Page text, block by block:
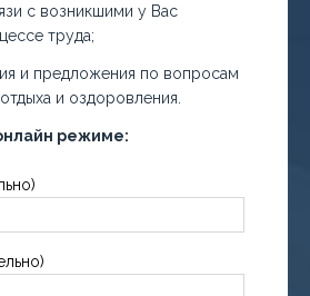
с возникшими у Вас
труда;
и предложения по вопросам
и оздоровления.
режиме: